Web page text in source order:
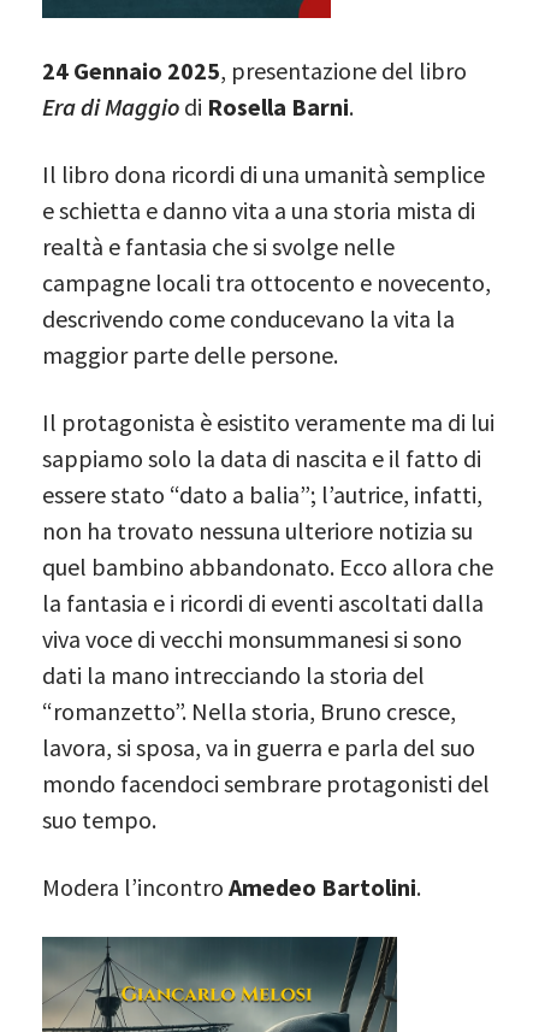
24 Gennaio 2025, presentazione del libro
Era di Maggio di Rosella Barni.
Il libro dona ricordi di una umanità semplice
e schietta e danno vita a una storia mista di
realtà e fantasia che si svolge nelle
campagne locali tra ottocento e novecento,
descrivendo come conducevano la vita la
maggior parte delle persone.
Il protagonista è esistito veramente ma di lui
sappiamo solo la data di nascita e il fatto di
essere stato “dato a balia”; l’autrice, infatti,
non ha trovato nessuna ulteriore notizia su
quel bambino abbandonato. Ecco allora che
la fantasia e i ricordi di eventi ascoltati dalla
viva voce di vecchi monsummanesi si sono
dati la mano intrecciando la storia del
“romanzetto”. Nella storia, Bruno cresce,
lavora, si sposa, va in guerra e parla del suo
mondo facendoci sembrare protagonisti del
suo tempo.
Modera l’incontro Amedeo Bartolini.